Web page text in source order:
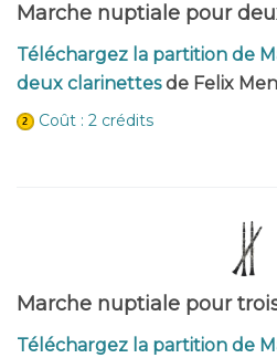
Marche nuptiale pour
Téléchargez la partition de
deux clarinettesde Felix
Coût : 2 crédits
Marche nuptiale pour
Téléchargez la partition de